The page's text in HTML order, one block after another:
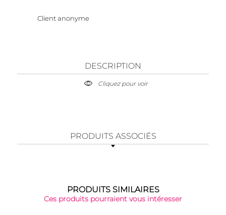
Client anonyme
DESCRIPTION
Cliquez pour voir
PRODUITS ASSOCIÉS
PRODUITS SIMILAIRES
Ces produits pourraient vous intéresser